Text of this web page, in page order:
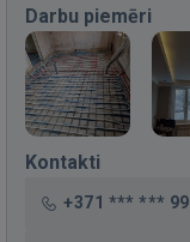
Darbu piemēri
Kontakti
+371 *** *** 99